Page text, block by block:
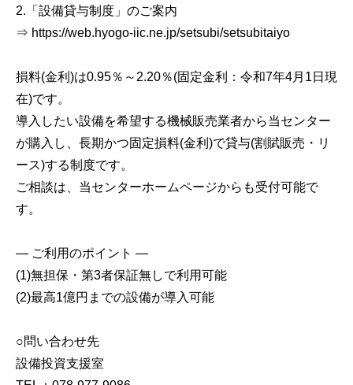
2.「設備貸与制度」のご案内
⇒ https://web.hyogo-iic.ne.jp/setsubi/setsubitaiyo
損料(金利)は0.95％～2.20％(固定金利：令和7年4月1日現
在)です。
導入したい設備を希望する機械販売業者から当センター
が購入し、長期かつ固定損料(金利)で貸与(割賦販売・リ
ース)する制度です。
ご相談は、当センターホームページからも受付可能で
す。
― ご利用のポイント ―
(1)無担保・第3者保証無しで利用可能
(2)最高1億円までの設備が導入可能
○問い合わせ先
設備投資支援室